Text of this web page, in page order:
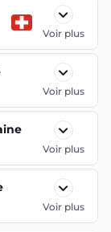
Voir plus
Voir plus
Voir plus
Voir plus